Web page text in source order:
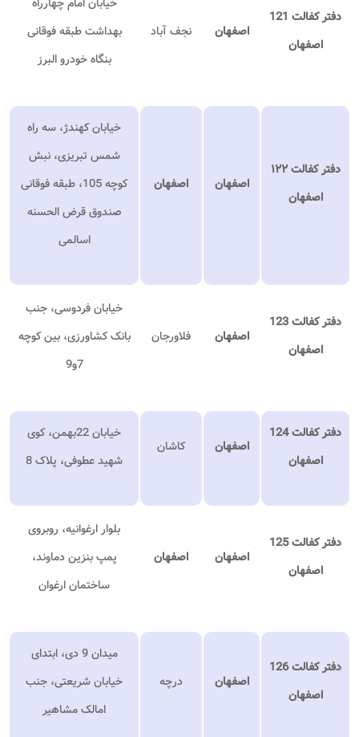
دفتر کفالت 121
اصفهان
اصفهان نجف آباد
بهداشت طبقه فوقانی
بنگاه خودرو البرز
دفتر کفالت ۱۲۲
اصفهان​
اصفهان اصفهان
خیابان کهندژ، سه راه
شمس تبریزی، نبش
کوچه 105، طبقه فوقانی
صندوق قرض الحسنه
اسالمی
دفتر کفالت 123
اصفهان
اصفهان فلاورجان
خیابان فردوسی، جنب
بانک کشاورزی، بین کوچه
7و9
دفتر کفالت 124
اصفهان
اصفهان کاشان
خیابان 22بهمن، کوی
شهید عطوفی، پلاک 8
دفتر کفالت 125
اصفهان
اصفهان اصفهان
بلوار ارغوانیه، روبروی
پمپ بنزین دماوند،
ساختمان ارغوان
دفتر کفالت 126
اصفهان
اصفهان درچه
میدان 9 دی، ابتدای
خیابان شریعتی، جنب
امالک مشاهیر